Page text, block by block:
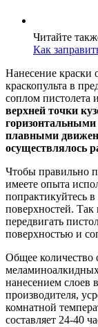
Читайте
Как
Нанесение краски
краскопульта в
соплом пистолета
верхней точки
горизонтальными
плавными
осуществлялось
Чтобы правильно
имеете опыта
попрактикуйтесь
поверхностей.
передвигать
поверхностью и
Общее количество
нанесением слоев
производителя,
комнатной
составляет 24-40